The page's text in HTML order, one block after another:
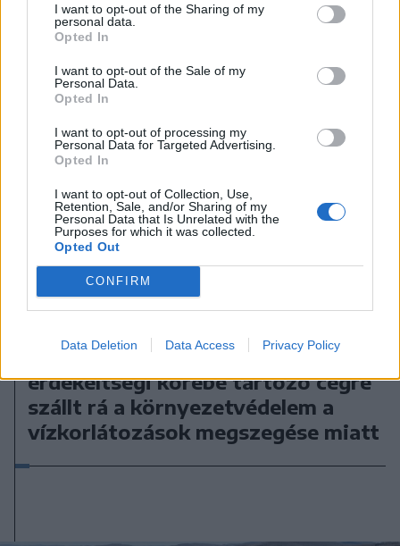
I want to opt-out of the Sharing of my
personal data.
Opted In
I want to opt-out of the Sale of my
Personal Data.
Opted In
I want to opt-out of processing my
Personal Data for Targeted Advertising.
Opted In
I want to opt-out of Collection, Use,
Retention, Sale, and/or Sharing of my
Personal Data that Is Unrelated with the
Purposes for which it was collected.
Opted Out
CONFIRM
Data Deletion Data Access Privacy Policy
RMDSZ-es polgármester
érdekeltségi körébe tartozó cégre
szállt rá a környezetvédelem a
vízkorlátozások megszegése miatt